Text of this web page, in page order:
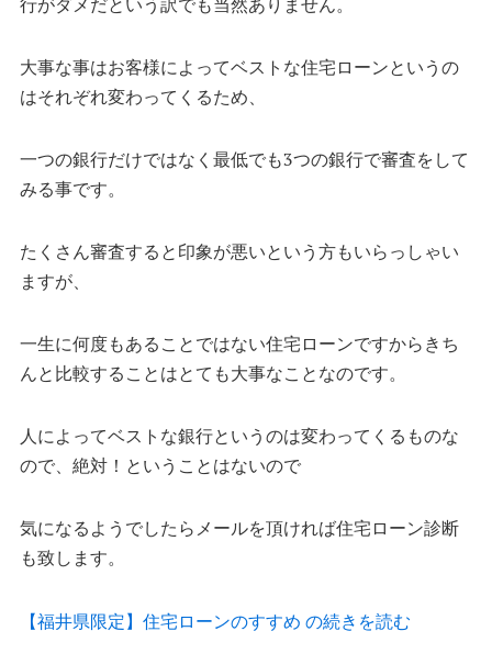
大事な事はお客様によってベストな住宅ローンというの
はそれぞれ変わってくるため、
一つの銀行だけではなく最低でも3つの銀行で審査をして
みる事です。
たくさん審査すると印象が悪いという方もいらっしゃい
ますが、
一生に何度もあることではない住宅ローンですからきち
んと比較することはとても大事なことなのです。
人によってベストな銀行というのは変わってくるものな
ので、絶対！ということはないので
気になるようでしたらメールを頂ければ住宅ローン診断
も致します。
【福井県限定】住宅ローンのすすめ の続きを読む